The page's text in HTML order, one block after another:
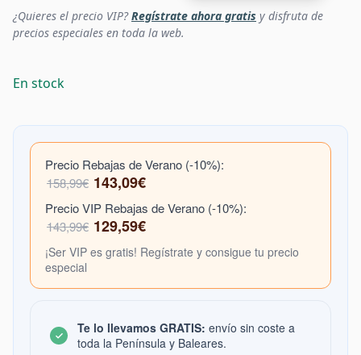
¿Quieres el precio VIP?Regístrate ahora gratis y disfruta de
precios especiales en toda la web.
En stock
Precio Rebajas de Verano (-10%):
158,99€ 143,09€
Precio VIP Rebajas de Verano (-10%):
143,99€ 129,59€
¡Ser VIP es gratis! Regístrate y consigue tu precio
especial
Te lo llevamos GRATIS: envío sin coste a
toda la Península y Baleares.